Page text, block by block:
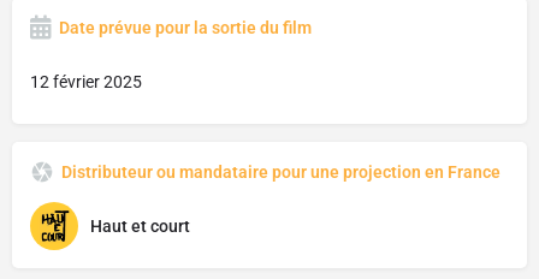
Date prévue pour la sortie du film
12 février 2025
Distributeur ou mandataire pour une projection en France
Haut et court